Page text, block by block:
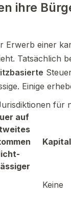
ihre
Erwerb einer
Tatsächlich
Einige
für
auf
Keine